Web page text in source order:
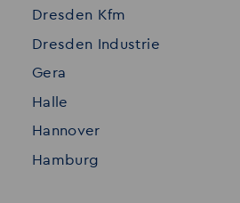
Dresden Kfm
Dresden Industrie
Gera
Halle
Hannover
Hamburg